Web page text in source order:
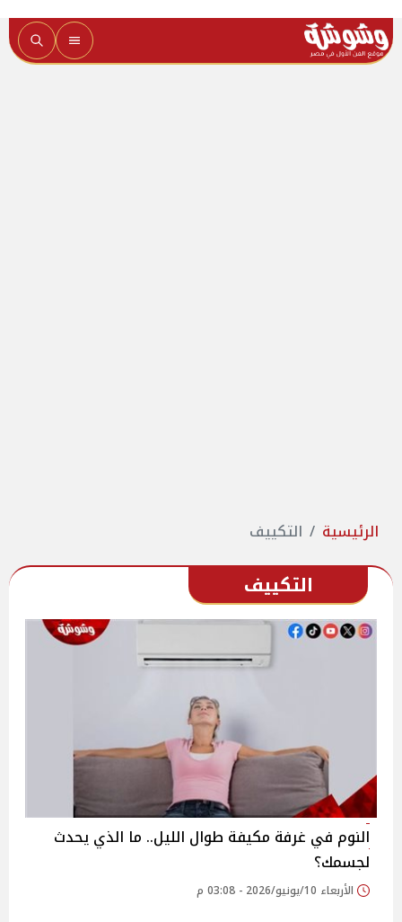
الرئيسية التكييف
التكييف
النوم في غرفة مكيفة طوال الليل.. ما الذي يحدث
لجسمك؟
الأربعاء 10/يونيو/2026 - 03:08 م